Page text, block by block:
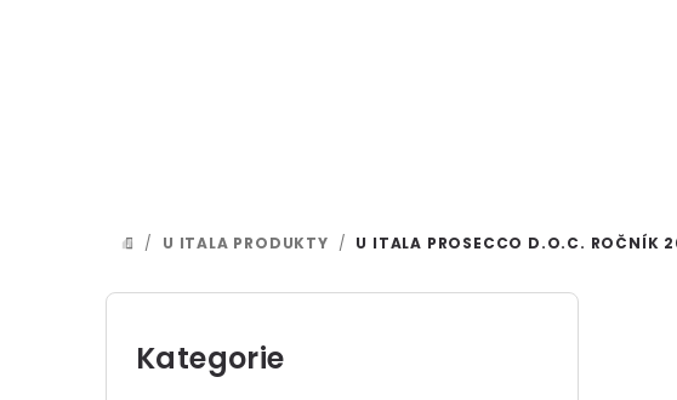
DOMŮ
/ U ITALA PRODUKTY / U ITALA PROSECCO D.O.C. ROČNÍK
P
Přeskočit
kategorie
Kategorie